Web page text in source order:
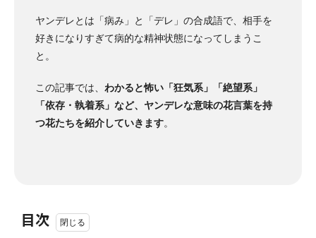
ヤンデレとは「病み」と「デレ」の合成語で、相手を
好きになりすぎて病的な精神状態になってしまうこ
と。
この記事では、 わかると怖い「狂気系」「絶望系」
「依存・執着系」など、ヤンデレな意味の花言葉を持
つ花たちを紹介していきます。
目次